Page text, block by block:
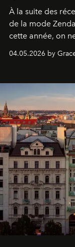
À la suite des
de la mode
cette année, on
04.05.2026 by